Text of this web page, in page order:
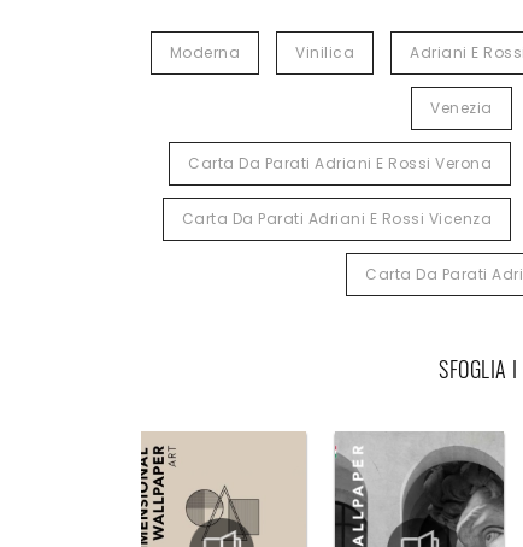
Moderna Vinilica Adriani E Rossi
Venezia
Carta Da Parati Adriani E Rossi Verona
Carta Da Parati Adriani E Rossi Vicenza
Carta Da Parati
SFOGLIA